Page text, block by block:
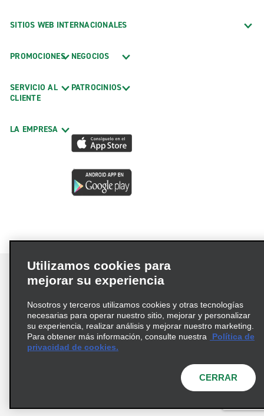
SITIOS WEB INTERNACIONALES
PROMOCIONES
SERVICIO AL
CLIENTE
LA EMPRESA
NEGOCIOS
PATROCINIOS
Términos de uso
Política de privacidad
Política de cookies
Información de Salud del Consumidor
© 2026 Enterprise Holdings, Inc. Todos los derechos
Utilizamos cookies para
mejorar su experiencia
Nosotros y terceros utilizamos cookies y otras tecnologías
necesarias para operar nuestro sitio, mejorar y personalizar
su experiencia, realizar análisis y mejorar nuestro marketing.
Para obtener más información, consulte nuestra
Política de
privacidad de cookies.
CERRAR